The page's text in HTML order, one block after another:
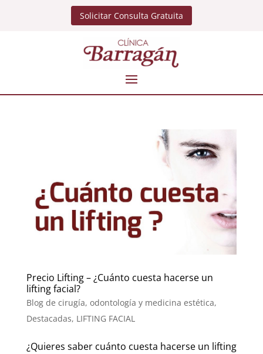
Solicitar Consulta Gratuita
Precio Lifting – ¿Cuánto cuesta hacerse un
lifting facial?
Blog de cirugía, odontología y medicina estética,
Destacadas, LIFTING FACIAL
¿Quieres saber cuánto cuesta hacerse un lifting